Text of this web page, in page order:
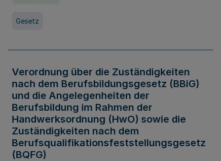
Gesetz
Verordnung über die Zuständigkeiten
nach dem Berufsbildungsgesetz (BBiG)
und die Angelegenheiten der
Berufsbildung im Rahmen der
Handwerksordnung (HwO) sowie die
Zuständigkeiten nach dem
Berufsqualifikationsfeststellungsgesetz
(BQFG)